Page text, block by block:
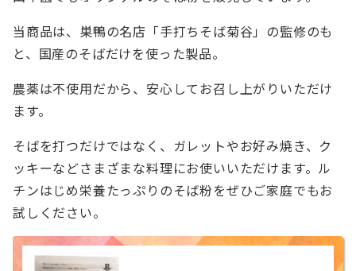
当商品は、巣鴨の名店「手打ちそば菊谷」の監修のも
と、国産のそばだけを使った製品。
農薬は不使用だから、安心してお召し上がりいただけ
ます。
そばを打つだけではなく、ガレットやお好み焼き、ク
ッキーなどさまざまな料理にお使いいただけます。ル
チンはじめ栄養たっぷりのそば粉をぜひご家庭でもお
試しください。